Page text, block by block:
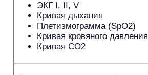
ЭКГ I, II, V
Кривая дыхания
Плетизмограмма (SpO2)
Кривая кровяного давления
Кривая CO2